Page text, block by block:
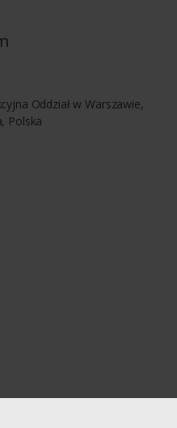
Oddział w Warszawie,
Polska